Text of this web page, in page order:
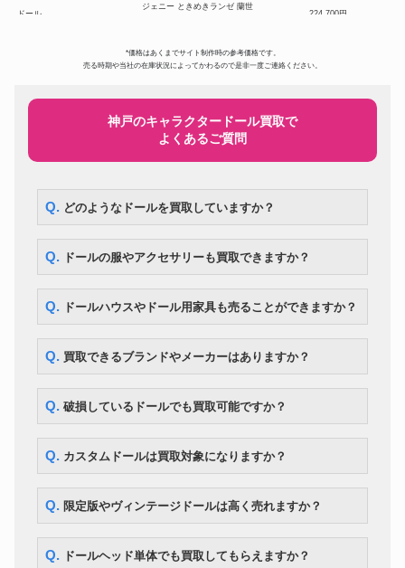
ドール
ジェニー ときめきランゼ 蘭世
224,700円
BAPE(R) ABC CAMO SHARK
BE@RBRICK ベイプ メディコ
297,500円
イデン SD 真紅
ドール
スーパードルフィー SDエリザベ
ライン 血盟騎士団 甲冑 フルセ
カちゃんハウス 少女漫画家 牧美
也子イラスト付
まきまきカールのおしゃれなリ
175,700円
Kaws カウズ Pinocchio Wood
カリモク
BE@RBRICK エヴァンゲリオン
初号機 CHROME Ver.1000％
WORLD WIDE TOUR 3 開催記
ドール ネオブライス モッドモーリー 12,600円
ボークス DDS アイドルマスタ
ちっちゃな女の子こと乃
ドール
CWC 限定 マイメロディ ブライ
ス ソフトリーカドリーユー＆ミ
ー
30,800円
*価格はあくまでサイト制作時の参考価格です。
売る時期や当社の在庫状況によってかわるので是非一度ご連絡ください。
神戸のキャラクタードール買取で
よくあるご質問
Q. どのようなドールを買取していますか？
Q. ドールの服やアクセサリーも買取できますか？
Q. ドールハウスやドール用家具も売ることができますか？
Q. 買取できるブランドやメーカーはありますか？
Q. 破損しているドールでも買取可能ですか？
Q. カスタムドールは買取対象になりますか？
Q. 限定版やヴィンテージドールは高く売れますか？
Q. ドールヘッド単体でも買取してもらえますか？